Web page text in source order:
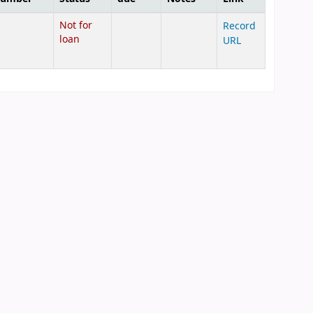
Not for
loan
Record
URL